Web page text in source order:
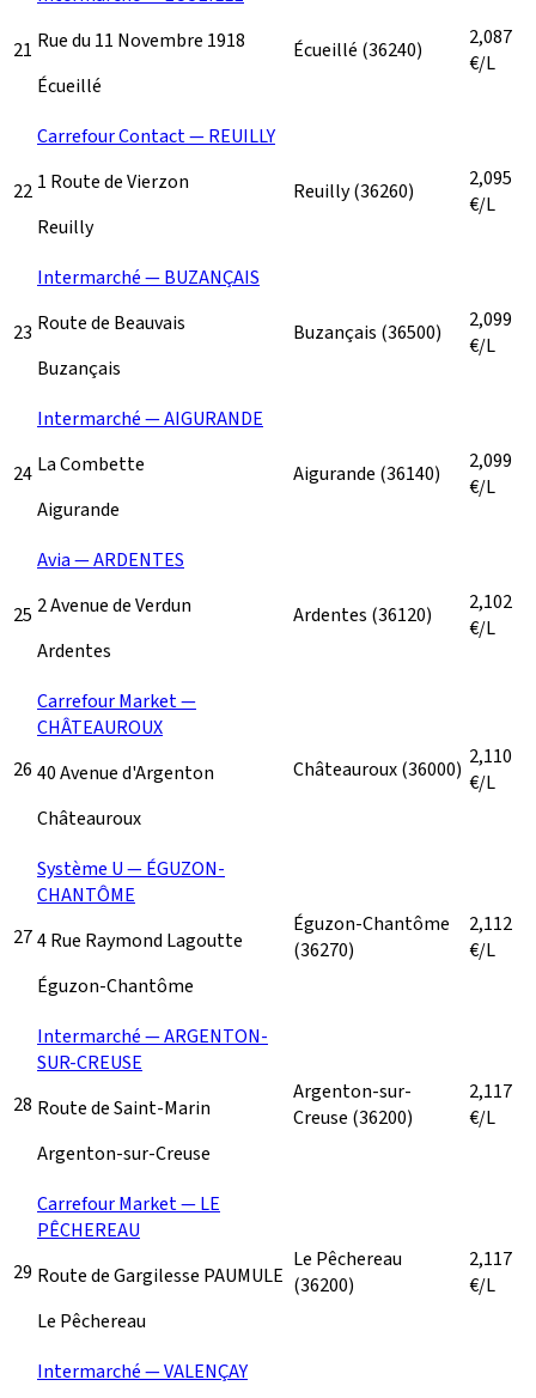
21 Rue du 11 Novembre 1918
Écueillé
Écueillé (36240)
2,087
€/L
22
Carrefour Contact — REUILLY
1 Route de Vierzon
Reuilly
Reuilly(36260)
2,095
€/L
23
Intermarché — BUZANÇAIS
Route de Beauvais
Buzançais
Buzançais (36500)
2,099
€/L
24
Intermarché — AIGURANDE
La Combette
Aigurande
Aigurande (36140)
2,099
€/L
25
Avia — ARDENTES
2 Avenue de Verdun
Ardentes
Ardentes (36120)
2,102
€/L
26
Carrefour Market —
CHÂTEAUROUX
40 Avenue d'Argenton
Châteauroux
Châteauroux(36000) 2,110
€/L
27
Système U — ÉGUZON-
CHANTÔME
4 Rue Raymond Lagoutte
Éguzon-Chantôme
Éguzon-Chantôme
(36270)
2,112
€/L
28
Intermarché — ARGENTON-
SUR-CREUSE
Route de Saint-Marin
Argenton-sur-Creuse
Argenton-sur-
Creuse (36200)
2,117
€/L
29
Carrefour Market — LE
PÊCHEREAU
Route de Gargilesse PAUMULE
Le Pêchereau
Le Pêchereau
(36200)
2,117
€/L
Intermarché — VALENÇAY